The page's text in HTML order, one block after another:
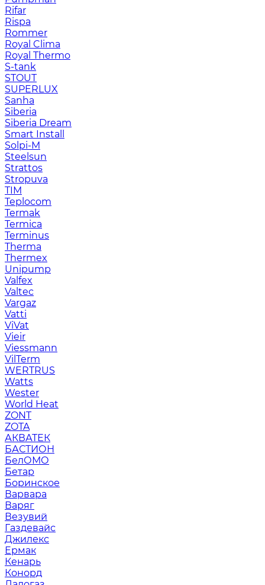
Rifar
Rispa
Rommer
Royal Clima
Royal Thermo
S-tank
STOUT
SUPERLUX
Sanha
Siberia
Siberia Dream
Smart Install
Solpi-M
Steelsun
Strattos
Stropuva
TIM
Teplocom
Termak
Termica
Terminus
Therma
Thermex
Unipump
Valfex
Valtec
Vargaz
Vatti
ViVat
Vieir
Viessmann
VilTerm
WERTRUS
Watts
Wester
World Heat
ZONT
ZOTA
АКВАТЕК
БАСТИОН
БелОМО
Бетар
Боринское
Варвара
Варяг
Везувий
Газдевайс
Джилекс
Ермак
Кенарь
Конорд